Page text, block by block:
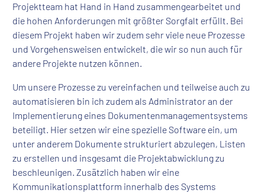
Projektteam hat Hand in Hand zusammengearbeitet und
die hohen Anforderungen mit größter Sorgfalt erfüllt. Bei
diesem Projekt haben wir zudem sehr viele neue Prozesse
und Vorgehensweisen entwickelt, die wir so nun auch für
andere Projekte nutzen können.
Um unsere Prozesse zu vereinfachen und teilweise auch zu
automatisieren bin ich zudem als Administrator an der
Implementierung eines Dokumentenmanagementsystems
beteiligt. Hier setzen wir eine spezielle Software ein, um
unter anderem Dokumente strukturiert abzulegen, Listen
zu erstellen und insgesamt die Projektabwicklung zu
beschleunigen. Zusätzlich haben wir eine
Kommunikationsplattform innerhalb des Systems